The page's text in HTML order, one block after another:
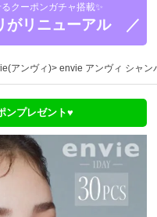
クーポンガチャ搭載✨
がリニューアル ／
アンヴィ) envie アンヴィ シャン
ンプレゼント♥